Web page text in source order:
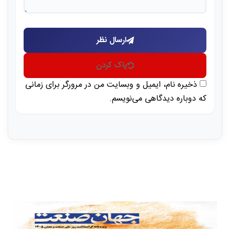
ارسال نظر
پاک کردن
ذخیره نام، ایمیل و وبسایت من در مرورگر برای زمانی
که دوباره دیدگاهی می‌نویسم.